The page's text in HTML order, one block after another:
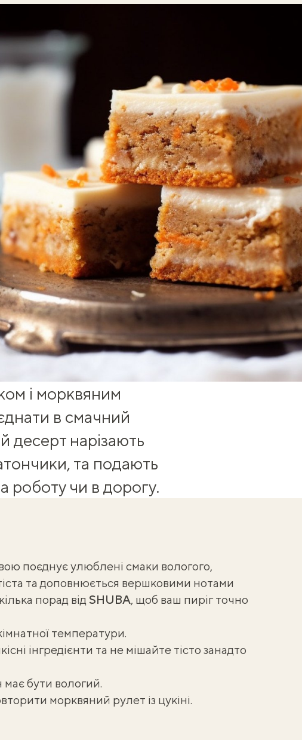
і морквяним
в смачний
десерт нарізають
та подають
роботу чи в дорогу.
поєднує улюблені смаки вологого,
та доповнюється вершковими нотами
порад від SHUBA, щоб ваш пиріг точно
температури.
інгредієнти та не мішайте тісто занадто
має бути вологий.
морквяний рулет із цукіні.